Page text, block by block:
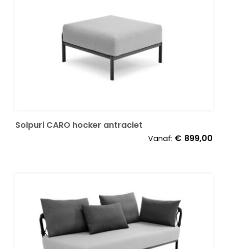
Solpuri CARO hocker antraciet
Vanaf: € 899,00